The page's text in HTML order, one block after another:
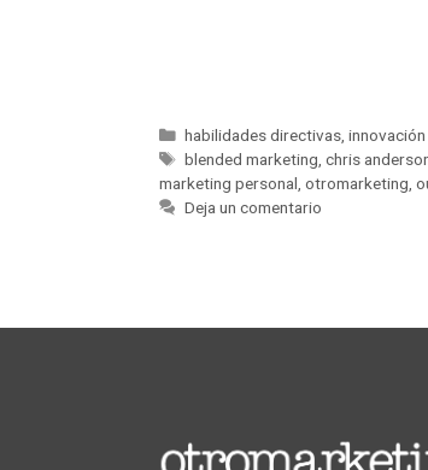
habilidades directivas ,
blended marketing ,chris
marketing personal otromarketing
Deja un comentario